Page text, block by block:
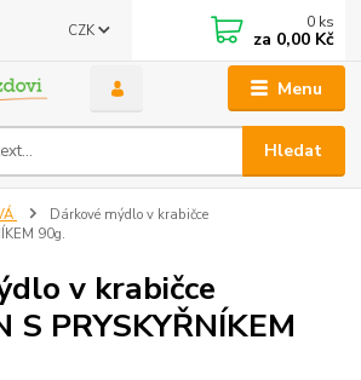
Menu
CZK
Hledat
0 ks
za 0,00 Kč
Dárkové mýdlo v krabičce
90g.
v krabičce
S PRYSKYŘNÍKEM